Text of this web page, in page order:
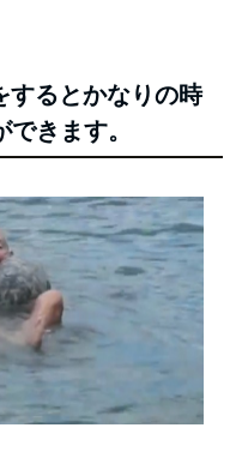
するとかなりの時
きます。